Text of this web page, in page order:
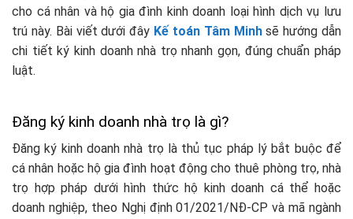
cho cá nhân và hộ gia đình kinh doanh loại hình dịch vụ lưu
trú này. Bài viết dưới đây Kế toán Tâm Minhsẽ hướng dẫn
chi tiết ký kinh doanh nhà trọ nhanh gọn, đúng chuẩn pháp
luật.
Đăng ký kinh doanh nhà trọ là gì?
Đăng ký kinh doanh nhà trọ là thủ tục pháp lý bắt buộc để
cá nhân hoặc hộ gia đình hoạt động cho thuê phòng trọ, nhà
trọ hợp pháp dưới hình thức hộ kinh doanh cá thể hoặc
doanh nghiệp, theo Nghị định 01/2021/NĐ-CP và mã ngành